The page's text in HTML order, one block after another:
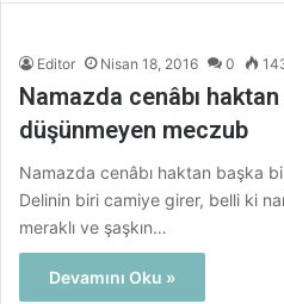
Editor Nisan 18, 2016 0
Namazda cenâbı
düşünmeyen meczub
Namazda cenâbı haktan başka
Delinin biri camiye girer, belli ki
meraklı ve şaşkın…
Devamını Oku »